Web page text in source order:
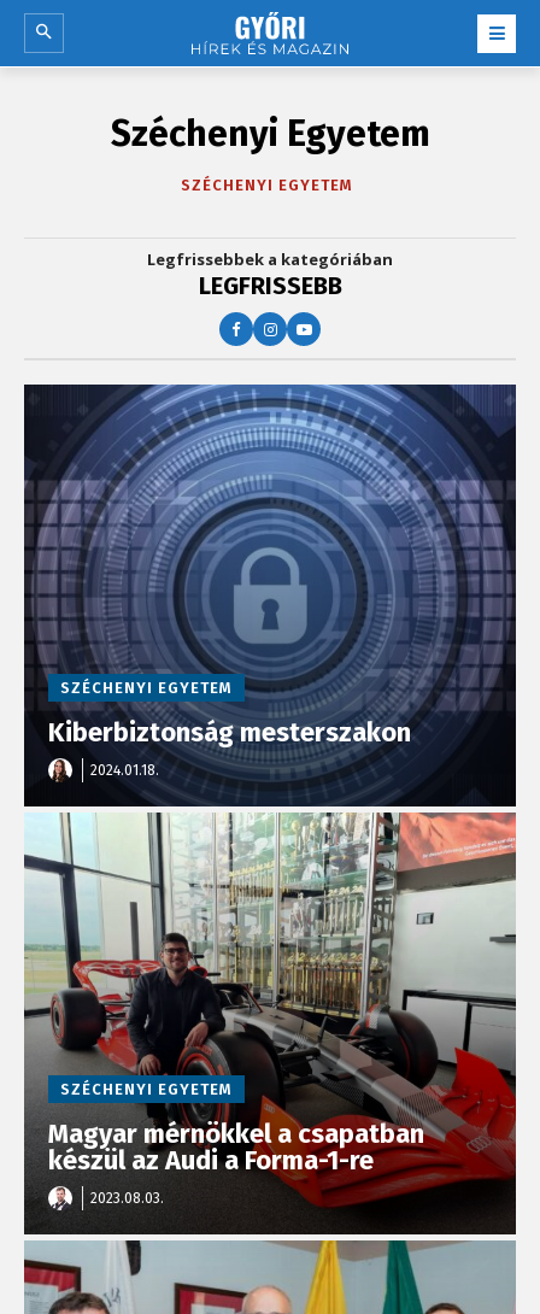
Széchenyi Egyetem
SZÉCHENYI EGYETEM
Legfrissebbek a kategóriában
LEGFRISSEBB
SZÉCHENYI EGYETEM
Kiberbiztonság mesterszakon
2024.01.18.
SZÉCHENYI EGYETEM
Magyar mérnökkel a csapatban
készül az Audi a Forma-1-re
2023.08.03.